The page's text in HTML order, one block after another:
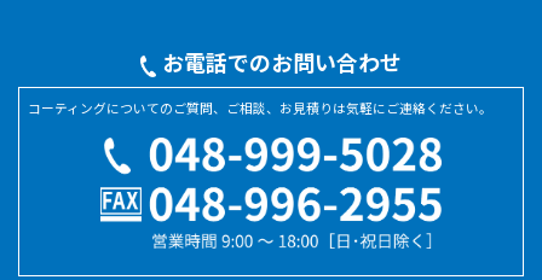
お電話でのお問い合わせ
コーティングについてのご質問、ご相談、お見積りは気軽にご連絡ください。